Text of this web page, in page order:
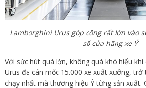
Lamborghini Urus góp công rất lớn vào
số của hãng xe Ý
Với sức hút quá lớn, không quá khó hiểu
Urus đã cán mốc 15.000 xe xuất xưởng, trở
chạy nhất mà thương hiệu Ý từng sản xuất.